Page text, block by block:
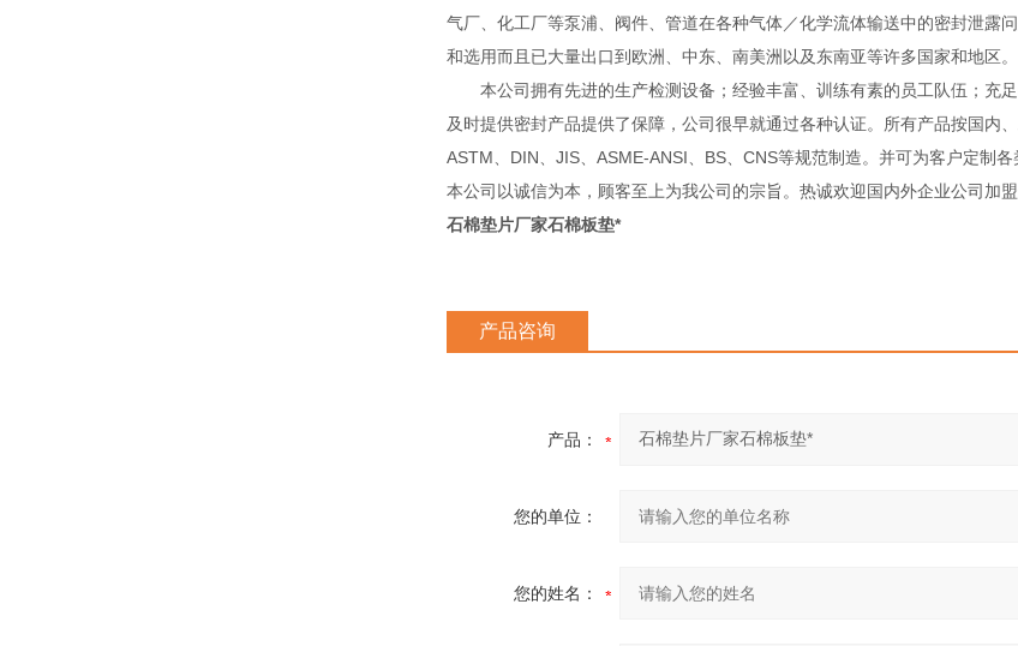
气厂、化工厂等泵浦、阀件、管道在各种气体／化学流体输送中的密封泄露
和选用而且已大量出口到欧洲、中东、南美洲以及东南亚等许多国家和地区
本公司拥有先进的生产检测设备；经验丰富、训练有素的员工队伍；充
及时提供密封产品提供了保障，公司很早就通过各种认证。所有产品按国内、
ASTM、DIN、JIS、ASME-ANSI、BS、CNS等规范制造。并可为客户定制各
本公司以诚信为本，顾客至上为我公司的宗旨。热诚欢迎国内外企业公司加盟
石棉垫片厂家石棉板垫*
产品咨询
产品：
您的单位：
您的姓名：